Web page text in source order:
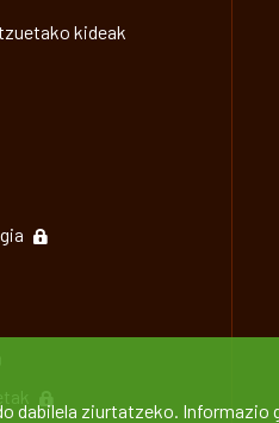
kideak
dabilela ziurtatzeko. Informazio